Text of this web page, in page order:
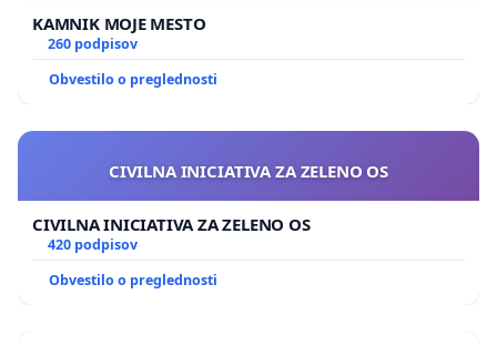
KAMNIK MOJE MESTO
260 podpisov
Obvestilo o preglednosti
CIVILNA INICIATIVA ZA ZELENO OS
CIVILNA INICIATIVA ZA ZELENO OS
420 podpisov
Obvestilo o preglednosti